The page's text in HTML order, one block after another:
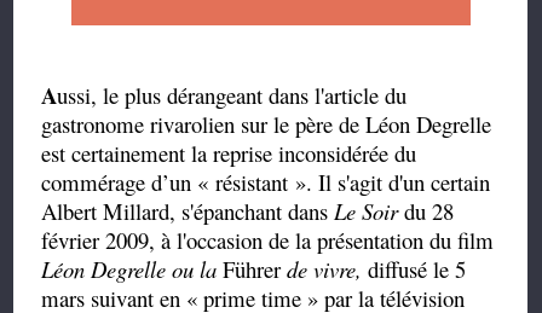
Aussi, le plus dérangeant dans l'article du
gastronome rivarolien sur le père de Léon Degrelle
est certainement la reprise inconsidérée du
commérage d’un « résistant ». Il s'agit d'un certain
Albert Millard, s'épanchant dans Le Soirdu 28
février 2009, à l'occasion de la présentation du film
Léon Degrelle ou laFührerde vivre, diffusé le 5
mars suivant en « prime time » par la télévision